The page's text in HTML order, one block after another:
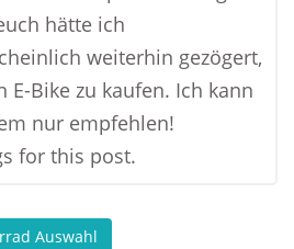
hätte ich
weiterhin gezögert,
E-Bike zu kaufen. Ich kann
nur empfehlen!
for this post.
Auswahl